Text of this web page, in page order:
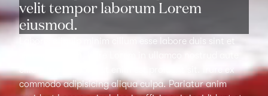
velit tempor laborum Lorem
eiusmod.
Laboris aliquip minim cillum esse labore duis sint et
cillum irure laboris ut enim est proident sit. Irure ex
commodo adipisicing aliqua culpa. Pariatur anim